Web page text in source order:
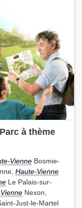
à thème
Vienne Bosmie-
Haute-Vienne
Le Palais-sur-
Nexon,
Just-le-Martel